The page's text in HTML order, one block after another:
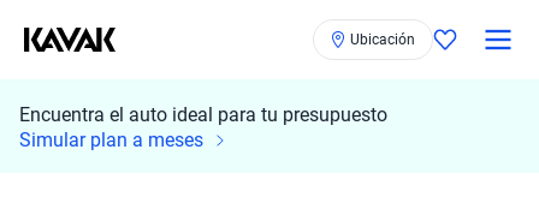
Ubicación
Encuentra el auto ideal para tu presupuesto
Simular plan a meses
Busca por marca